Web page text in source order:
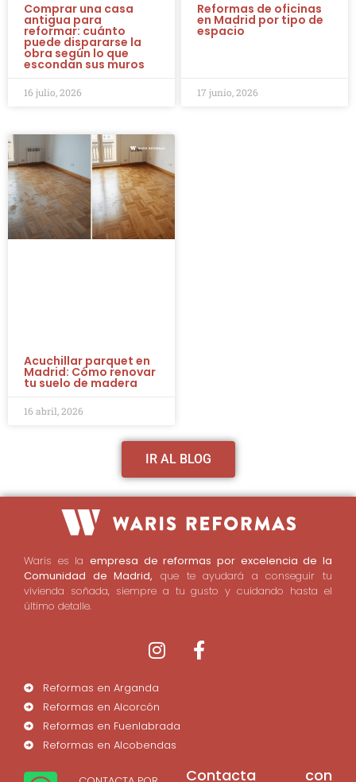
Comprar una casa
antigua para
reformar: cuánto
puede dispararse la
obra según lo que
escondan sus muros
16 julio, 2026
Reformas de oficinas
en Madrid por tipo de
espacio
17 junio, 2026
Acuchillar parquet en
Madrid: Cómo renovar
tu suelo de madera
16 abril, 2026
IR AL BLOG
Waris es la empresa de reformas por excelencia de la
Comunidad de Madrid, que te ayudará a conseguir tu
vivienda soñada, siempre a tu gusto y cuidando hasta el
último detalle.
Reformas en Arganda
Reformas en Alcorcón
Reformas en Fuenlabrada
Reformas en Alcobendas
Contacta con